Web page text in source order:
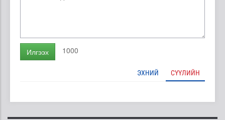
Илгээх 1000
ЭХНИЙ СҮҮЛИЙН